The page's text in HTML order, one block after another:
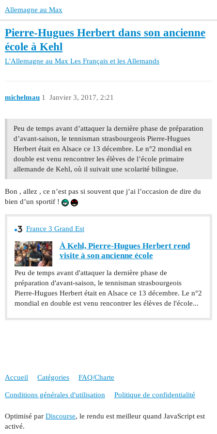
Allemagne au Max
Pierre-Hugues Herbert dans son ancienne
école à Kehl
L'Allemagne au Max Les Français et les Allemands
michelmau Janvier 3, 2017, 2:21
1
Peu de temps avant d’attaquer la dernière phase de préparation
d’avant-saison, le tennisman strasbourgeois Pierre-Hugues
Herbert était en Alsace ce 13 décembre. Le n°2 mondial en
double est venu rencontrer les élèves de l’école primaire
allemande de Kehl, où il suivait une scolarité bilingue.
Bon , allez , ce n’est pas si souvent que j’ai l’occasion de dire du
bien d’un sportif !
France 3 Grand Est
À Kehl, Pierre-Hugues Herbert rend
visite à son ancienne école
Peu de temps avant d'attaquer la dernière phase de
préparation d'avant-saison, le tennisman strasbourgeois
Pierre-Hugues Herbert était en Alsace ce 13 décembre. Le n°2
mondial en double est venu rencontrer les élèves de l'école...
Accueil Catégories FAQ/Charte
Conditions générales d'utilisation Politique de confidentialité
Optimisé par Discourse, le rendu est meilleur quand JavaScript est
activé.